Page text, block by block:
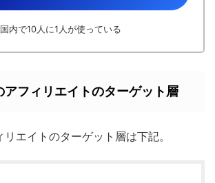
国内で10人に1人が使っている
アフィリエイトのターゲット層
エイトのターゲット層は下記。